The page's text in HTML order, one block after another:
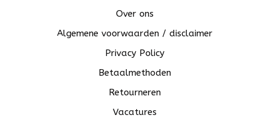
Over ons
Algemene voorwaarden / disclaimer
Privacy Policy
Betaalmethoden
Retourneren
Vacatures